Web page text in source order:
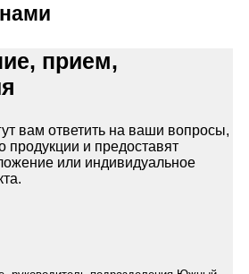
прием,
вам ответить на ваши вопросы,
продукции и предоставят
или индивидуальное